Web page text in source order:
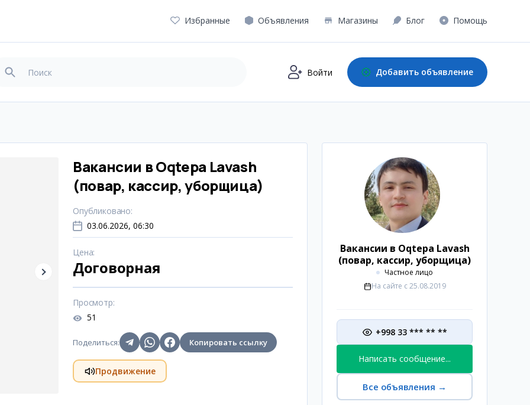
Избранные Объявления Магазины Блог Помощь
Войти Добавить объявление
Вакансии в Oqtepa Lavash
(повар, кассир, уборщица)
Опубликовано:
03.06.2026, 06:30
Цена:
Договорная
Просмотр:
51
Поделиться: Копировать ссылку
Продвижение
Вакансии в Oqtepa Lavash
(повар, кассир, уборщица)
Частное лицо
На сайте с 25.08.2019
+998 33 *** ** **
Написать сообщение...
Все объявления →